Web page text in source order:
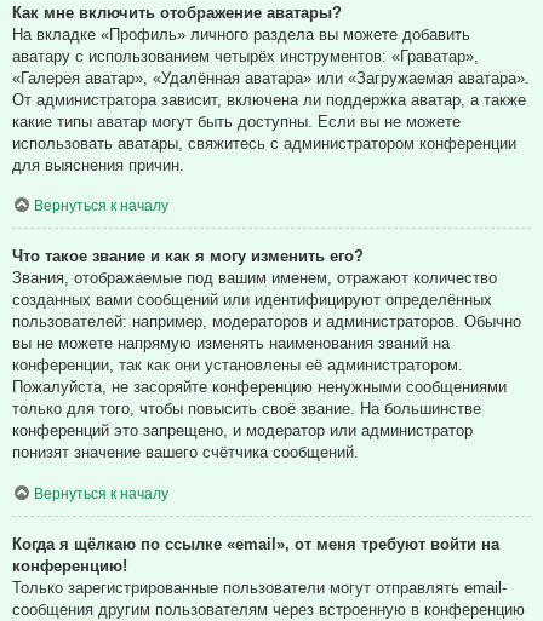
Как мне включить отображение аватары?
На вкладке «Профиль» личного раздела вы можете добавить
аватару с использованием четырёх инструментов: «Граватар»,
«Галерея аватар», «Удалённая аватара» или «Загружаемая аватара».
От администратора зависит, включена ли поддержка аватар, а также
какие типы аватар могут быть доступны. Если вы не можете
использовать аватары, свяжитесь с администратором конференции
для выяснения причин.
Вернуться к началу
Что такое звание и как я могу изменить его?
Звания, отображаемые под вашим именем, отражают количество
созданных вами сообщений или идентифицируют определённых
пользователей: например, модераторов и администраторов. Обычно
вы не можете напрямую изменять наименования званий на
конференции, так как они установлены её администратором.
Пожалуйста, не засоряйте конференцию ненужными сообщениями
только для того, чтобы повысить своё звание. На большинстве
конференций это запрещено, и модератор или администратор
понизят значение вашего счётчика сообщений.
Вернуться к началу
Когда я щёлкаю по ссылке «email», от меня требуют войти на
конференцию!
Только зарегистрированные пользователи могут отправлять email-
сообщения другим пользователям через встроенную в конференцию